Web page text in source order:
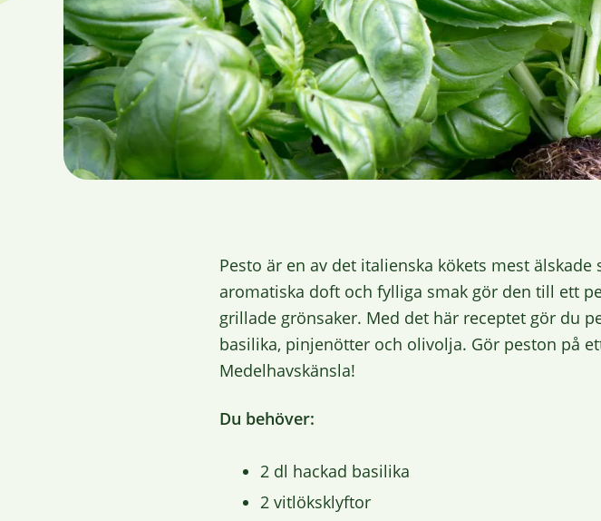
Pesto är en av det italienska kökets mest
aromatiska doft och fylliga smak gör den till ett
grillade grönsaker. Med det här receptet gör du
basilika, pinjenötter och olivolja. Gör peston på
Medelhavskänsla!
Du behöver:
2 dl hackad basilika
2 vitlöksklyftor